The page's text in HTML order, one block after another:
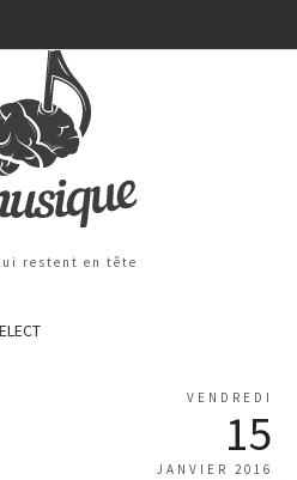
restent en tête
VENDREDI
15
JANVIER 2016